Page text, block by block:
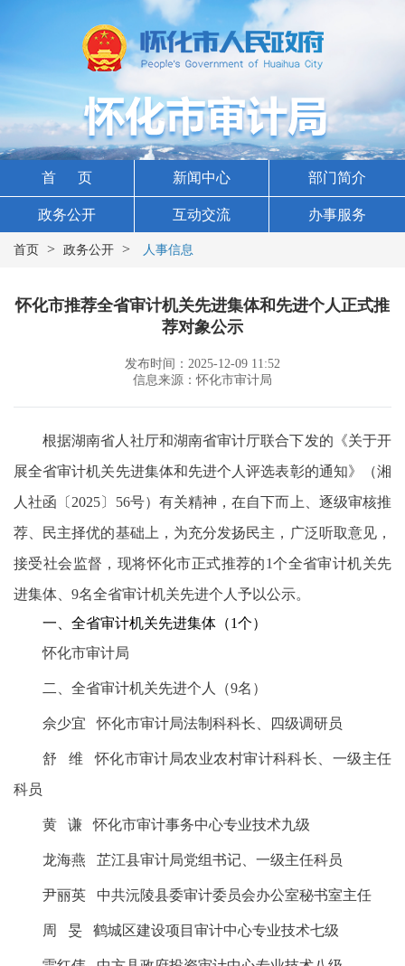
首 页 新闻中心 部门简介
政务公开 互动交流 办事服务
首页 > 政务公开 > 人事信息
怀化市推荐全省审计机关先进集体和先进个人正式推
荐对象公示
发布时间：2025-12-09 11:52
信息来源：怀化市审计局
根据湖南省人社厅和湖南省审计厅联合下发的《关于开
展全省审计机关先进集体和先进个人评选表彰的通知》（湘
人社函〔2025〕56号）有关精神，在自下而上、逐级审核推
荐、民主择优的基础上，为充分发扬民主，广泛听取意见，
接受社会监督，现将怀化市正式推荐的1个全省审计机关先
进集体、9名全省审计机关先进个人予以公示。
一、全省审计机关先进集体（1个）
怀化市审计局
二、全省审计机关先进个人（9名）
佘少宜 怀化市审计局法制科科长、四级调研员
舒 维 怀化市审计局农业农村审计科科长、一级主任
科员
黄 谦 怀化市审计事务中心专业技术九级
龙海燕 芷江县审计局党组书记、一级主任科员
尹丽英 中共沅陵县委审计委员会办公室秘书室主任
周 旻 鹤城区建设项目审计中心专业技术七级